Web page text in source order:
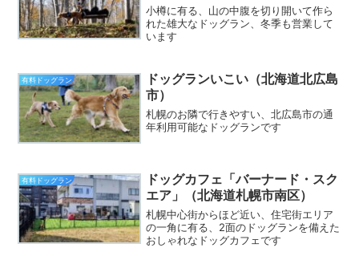
小樽に有る、山の中腹を切り開いて作ら
れた雄大なドッグラン、冬季も営業して
います
有料ドッグラン
ドッグランいこい（北海道北広島
市）
札幌のお隣で行きやすい、北広島市の通
年利用可能なドッグランです
有料ドッグラン
ドッグカフェ「バーナード・スク
エア」（北海道札幌市南区）
札幌中心街からほど近い、住宅街エリア
の一角に有る、2面のドッグランを備えた
おしゃれなドッグカフェです